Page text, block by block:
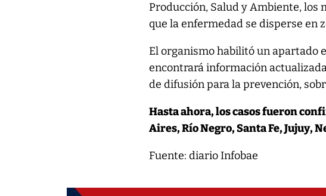
Producción, Salud y Ambiente,
que la enfermedad se disperse en
El organismo habilitó un apartado
encontrará información
de difusión para la prevención,
Hasta ahora, los casos fueron
Aires, Río Negro, Santa Fe, Jujuy,
Fuente: diario Infobae